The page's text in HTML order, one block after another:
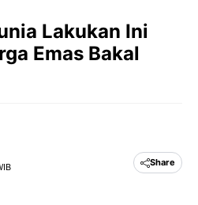
Lakukan Ini
Emas Bakal
Share